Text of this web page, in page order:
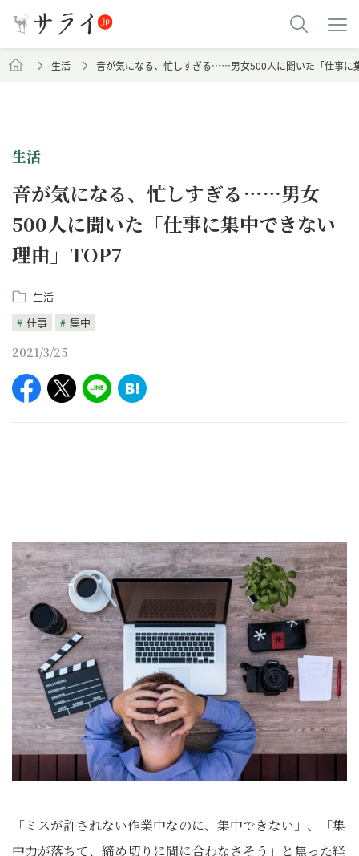
生活 音が気になる、忙しすぎる……男女500人に聞いた「仕事に
生活
音が気になる、忙しすぎる……男女
500人に聞いた「仕事に集中できない
理由」TOP7
生活
仕事
集中
2021/3/25
「ミスが許されない作業中なのに、集中できない」、「集
中力が落ちて、締め切りに間に合わなさそう」と焦った経